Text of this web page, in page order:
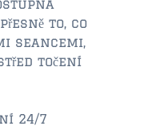
to, co
seancemi,
točení
24/7